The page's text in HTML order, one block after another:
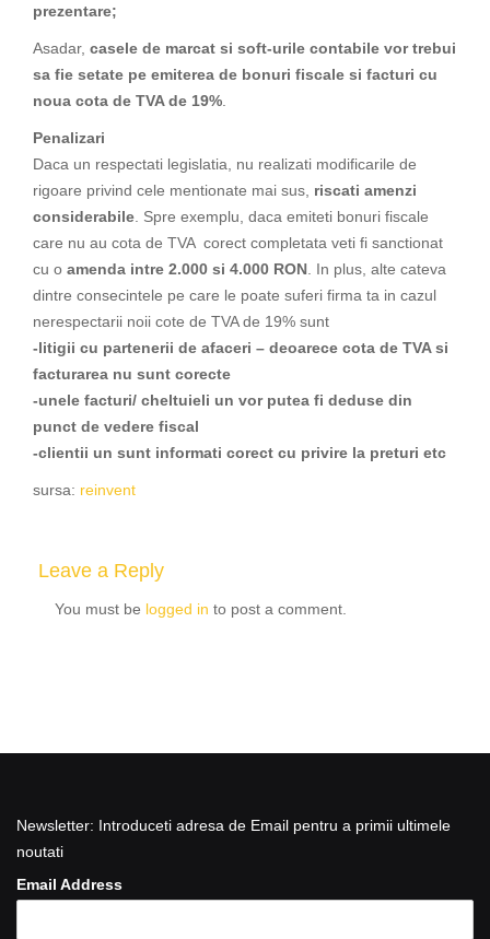
prezentare;
Asadar, casele de marcat si soft-urile contabile vor trebui
sa fie setate pe emiterea de bonuri fiscale si facturi cu
noua cota de TVA de 19%
Penalizari
Daca un respectati legislatia, nu realizati modificarile de
rigoare privind cele mentionate mai sus, riscati amenzi
considerabile . Spre exemplu, daca emiteti bonuri fiscale
care nu au cota de TVA corect completata veti fi sanctionat
cu o amenda intre 2.000 si 4.000 RON . In plus, alte cateva
dintre consecintele pe care le poate suferi firma ta in cazul
nerespectarii noii cote de TVA de 19% sunt
-litigii cu partenerii de afaceri – deoarece cota de TVA si
facturarea nu sunt corecte
-unele facturi/ cheltuieli un vor putea fi deduse din
punct de vedere fiscal
-clientii un sunt informati corect cu privire la preturi etc
sursa: reinvent
Leave a Reply
You must be logged in to post a comment.
Newsletter: Introduceti adresa de Email pentru a primii ultimele
noutati
Email Address